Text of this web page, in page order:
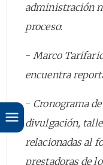
administración
proceso:
- Marco
encuentra
- Cronograma
divulgación,
relacionadas al
prestadoras de